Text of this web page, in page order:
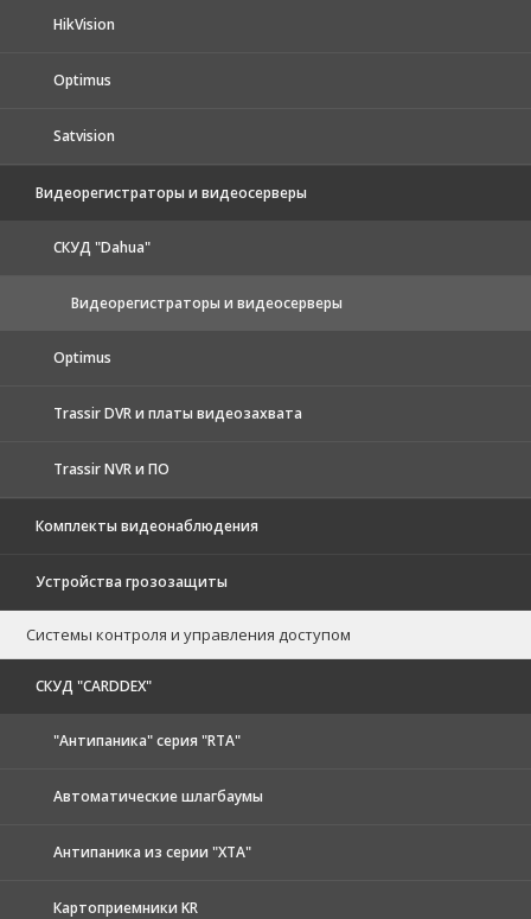
HikVision
Optimus
Satvision
Видеорегистраторы и видеосерверы
CКУД "Dahua"
Видеорегистраторы и видеосерверы
Optimus
Trassir DVR и платы видеозахвата
Trassir NVR и ПО
Комплекты видеонаблюдения
Устройства грозозащиты
Системы контроля и управления доступом
CКУД "CARDDEX"
"Антипаника" серия "RTA"
Автоматические шлагбаумы
Антипаника из серии "XTA"
Картоприемники KR